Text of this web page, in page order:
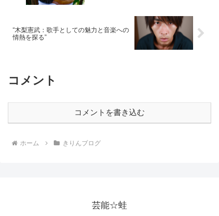
“木梨憲武：歌手としての魅力と音楽への
情熱を探る”
コメント
コメントを書き込む
ホーム きりんブログ
芸能☆蛙